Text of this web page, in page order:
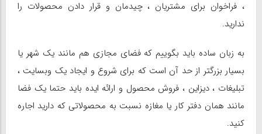
، فراخوان برای مشتریان ، چیدمان و قرار دادن محصولات را
ندارید.
به زبان ساده باید بگوییم که فضای مجازی هم مانند یک شهر یا
بسیار بزرگتر از حد آن است که برای شروع و ایجاد یک وبسایت ،
تبلیغات ، دیزاین ، فروش محصول و ارائه ایده باید حتما یک فضا
مانند همان دفتر کار یا مغازه نسبت به محصولاتی که دارید اجاره
کنید.